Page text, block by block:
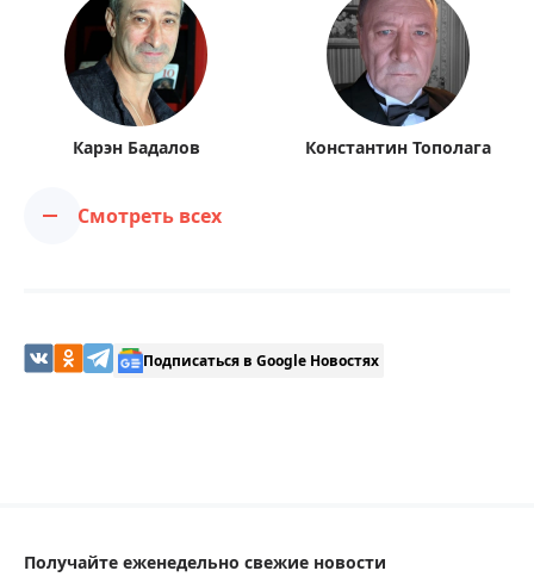
Карэн Бадалов Константин Тополага
Смотреть всех
Подписаться в Google Новостях
Получайте еженедельно свежие новости